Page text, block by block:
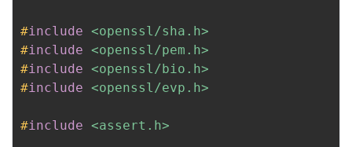
#include <openssl/sha.h>
#include <openssl/pem.h>
#include <openssl/bio.h>
#include <openssl/evp.h>
#include <assert.h>